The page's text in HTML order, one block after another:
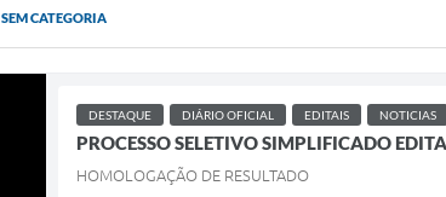
SEM CATEGORIA
DESTAQUE DIÁRIO OFICIAL EDITAIS NOTICIAS
PROCESSO SELETIVO SIMPLIFICADO
HOMOLOGAÇÃO DE RESULTADO